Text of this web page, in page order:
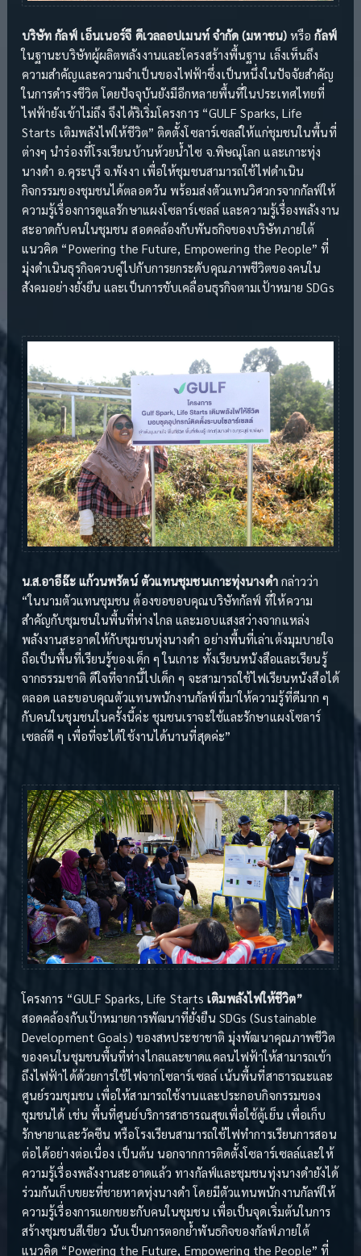
บริษัท กัลฟ์ เอ็นเนอร์จี ดีเวลลอปเมนท์ จำกัด (มหาชน)หรือกัลฟ์
ในฐานะบริษัทผู้ผลิตพลังงานและโครงสร้างพื้นฐาน เล็งเห็นถึง
ความสำคัญและความจำเป็นของไฟฟ้าซึ่งเป็นหนึ่งในปัจจัยสำคัญ
ในการดำรงชีวิต โดยปัจจุบันยังมีอีกหลายพื้นที่ในประเทศไทยที่
ไฟฟ้ายังเข้าไม่ถึง จึงได้ริเริ่มโครงการ “GULF Sparks, Life
Starts เติมพลังไฟให้ชีวิต” ติดตั้งโซลาร์เซลล์ให้แก่ชุมชนในพื้นที่
ต่างๆ นำร่องที่โรงเรียนบ้านห้วยน้ำไซ จ.พิษณุโลก และเกาะทุ่ง
นางดำ อ.คุระบุรี จ.พังงา เพื่อให้ชุมชนสามารถใช้ไฟดำเนิน
กิจกรรมของชุมชนได้ตลอดวัน พร้อมส่งตัวแทนวิศวกรจากกัลฟ์ให้
ความรู้เรื่องการดูแลรักษาแผงโซลาร์เซลล์ และความรู้เรื่องพลังงาน
สะอาดกับคนในชุมชน สอดคล้องกับพันธกิจของบริษัทภายใต้
แนวคิด “Powering the Future, Empowering the People” ที่
มุ่งดำเนินธุรกิจควบคู่ไปกับการยกระดับคุณภาพชีวิตของคนใน
สังคมอย่างยั่งยืน และเป็นการขับเคลื่อนธุรกิจตามเป้าหมาย SDGs
น.ส.อาอีฉ๊ะ แก้วนพรัตน์ ตัวแทนชุมชนเกาะทุ่งนางดำ กล่าวว่า
“ในนามตัวแทนชุมชน ต้องขอขอบคุณบริษัทกัลฟ์ ที่ให้ความ
สำคัญกับชุมชนในพื้นที่ห่างไกล และมอบแสงสว่างจากแหล่ง
พลังงานสะอาดให้กับชุมชนทุ่งนางดำ อย่างพื้นที่เล่าเต้งมุมบายใจ
ถือเป็นพื้นที่เรียนรู้ของเด็ก ๆ ในเกาะ ทั้งเรียนหนังสือและเรียนรู้
จากธรรมชาติ ดีใจที่จากนี้ไปเด็ก ๆ จะสามารถใช้ไฟเรียนหนังสือได้
ตลอด และขอบคุณตัวแทนพนักงานกัลฟ์ที่มาให้ความรู้ที่ดีมาก ๆ
กับคนในชุมชนในครั้งนี้ค่ะ ชุมชนเราจะใช้และรักษาแผงโซลาร์
เซลล์ดี ๆ เพื่อที่จะได้ใช้งานได้นานที่สุดค่ะ”
โครงการ “GULF Sparks, Life Startsเติมพลังไฟให้ชีวิต”
สอดคล้องกับเป้าหมายการพัฒนาที่ยั่งยืน SDGs (Sustainable
Development Goals) ของสหประชาชาติ มุ่งพัฒนาคุณภาพชีวิต
ของคนในชุมชนพื้นที่ห่างไกลและขาดแคลนไฟฟ้าให้สามารถเข้า
ถึงไฟฟ้าได้ด้วยการใช้ไฟจากโซลาร์เซลล์ เน้นพื้นที่สาธารณะและ
ศูนย์รวมชุมชน เพื่อให้สามารถใช้งานและประกอบกิจกรรมของ
ชุมชนได้ เช่น พื้นที่ศูนย์บริการสาธารณสุขเพื่อใช้ตู้เย็น เพื่อเก็บ
รักษายาและวัคซีน หรือโรงเรียนสามารถใช้ไฟทำการเรียนการสอน
ต่อได้อย่างต่อเนื่อง เป็นต้น นอกจากการติดตั้งโซลาร์เซลล์และให้
ความรู้เรื่องพลังงานสะอาดแล้ว ทางกัลฟ์และชุมชนทุ่งนางดำยังได้
ร่วมกันเก็บขยะที่ชายหาดทุ่งนางดำ โดยมีตัวแทนพนักงานกัลฟ์ให้
ความรู้เรื่องการแยกขยะกับคนในชุมชน เพื่อเป็นจุดเริ่มต้นในการ
สร้างชุมชนสีเขียว นับเป็นการตอกย้ำพันธกิจของกัลฟ์ภายใต้
แนวคิด “Powering the Future, Empowering the People” ที่